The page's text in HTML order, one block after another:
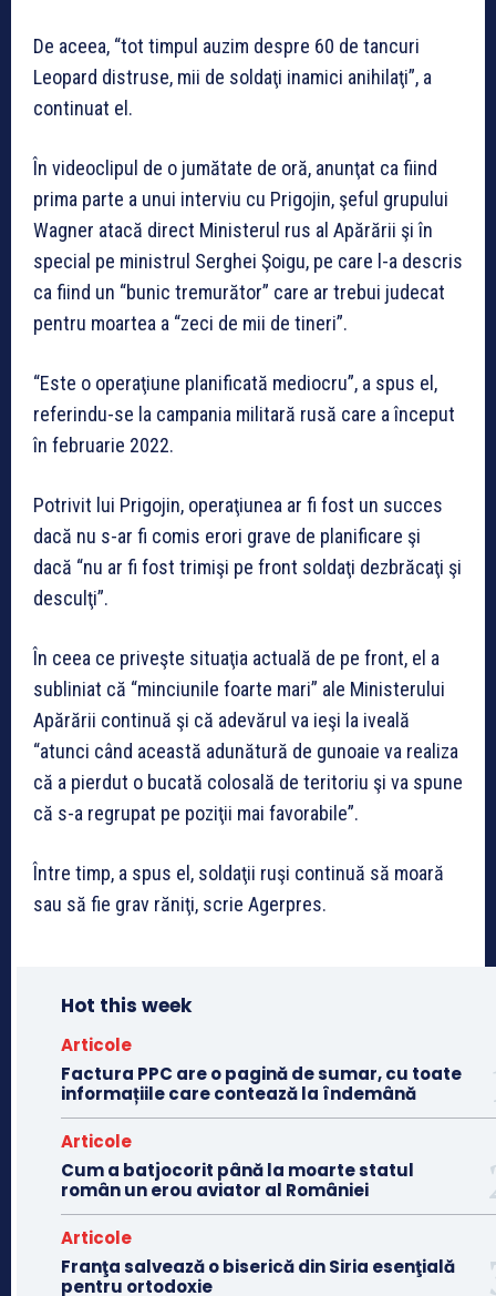
De aceea, “tot timpul auzim despre 60 de tancuri
Leopard distruse, mii de soldaţi inamici anihilaţi”, a
continuat el.
În videoclipul de o jumătate de oră, anunţat ca fiind
prima parte a unui interviu cu Prigojin, şeful grupului
Wagner atacă direct Ministerul rus al Apărării şi în
special pe ministrul Serghei Şoigu, pe care l-a descris
ca fiind un “bunic tremurător” care ar trebui judecat
pentru moartea a “zeci de mii de tineri”.
“Este o operaţiune planificată mediocru”, a spus el,
referindu-se la campania militară rusă care a început
în februarie 2022.
Potrivit lui Prigojin, operaţiunea ar fi fost un succes
dacă nu s-ar fi comis erori grave de planificare şi
dacă “nu ar fi fost trimişi pe front soldaţi dezbrăcaţi şi
desculţi”.
În ceea ce priveşte situaţia actuală de pe front, el a
subliniat că “minciunile foarte mari” ale Ministerului
Apărării continuă şi că adevărul va ieşi la iveală
“atunci când această adunătură de gunoaie va realiza
că a pierdut o bucată colosală de teritoriu şi va spune
că s-a regrupat pe poziţii mai favorabile”.
Între timp, a spus el, soldaţii ruşi continuă să moară
sau să fie grav răniţi, scrie Agerpres.
Hot this week
Articole
Factura PPC are o pagină de sumar, cu toate
informațiile care contează la îndemână
Articole
Cum a batjocorit până la moarte statul
român un erou aviator al României
Articole
Franţa salvează o biserică din Siria esenţială
pentru ortodoxie